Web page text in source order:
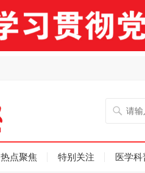
热点聚焦 特别关注 医学科